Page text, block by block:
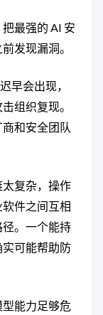
最强的 AI 安
发现漏洞。
早会出现，
组织复现。
和安全团队
复杂，操作
件之间互相
。一个能持
可能帮助防
能力足够危